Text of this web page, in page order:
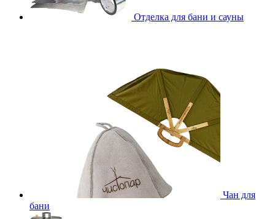
Отделка для бани и сауны
Чан для
бани